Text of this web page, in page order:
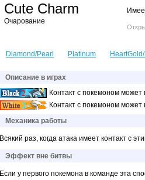
Cute Charm
Очарование
Diamond/Pearl Platinum
Описание в играх
Контакт с покемоном может
Контакт с покемоном может
Механика работы
Всякий раз, когда атака имеет контакт
Эффект вне битвы
Если у первого покемона в команде эта